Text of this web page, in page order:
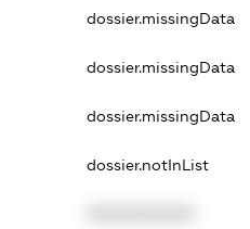
dossier.missingData
dossier.missingData
dossier.missingData
dossier.notInList